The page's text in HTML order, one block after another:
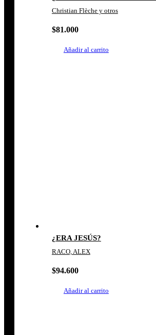
Christian Flèche y otros
$81.000
Añadir al carrito
¿ERA JESÚS?
RACO, ALEX
$94.600
Añadir al carrito